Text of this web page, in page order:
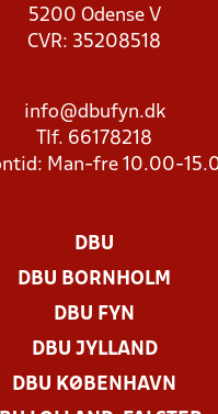
5200 Odense V
CVR: 35208518
info@dbufyn.dk
Tlf. 66178218
Man-fre 10.00-
DBU
DBU BORNHOLM
DBU FYN
DBU JYLLAND
DBU KØBENHAVN